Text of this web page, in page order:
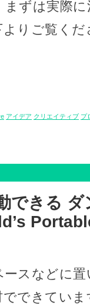
ずは実際
りご覧くだ
アイデア クリエイティブ プ
できる
スなどに
できてい